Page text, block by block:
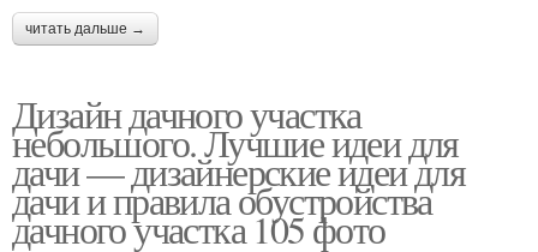
читать дальше →
Дизайн дачного участка
небольшого. Лучшие идеи для
дачи — дизайнерские идеи для
дачи и правила обустройства
дачного участка 105 фото